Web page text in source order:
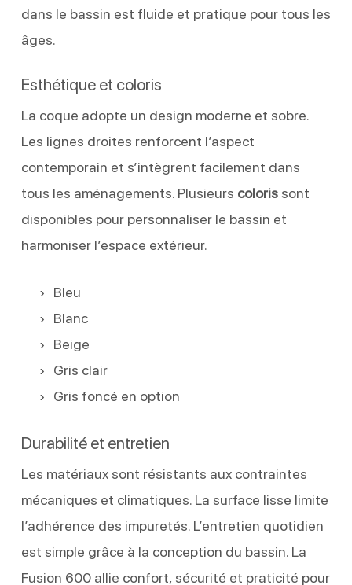
dans le bassin est fluide et pratique pour tous les
âges.
Esthétique et coloris
La coque adopte un design moderne et sobre.
Les lignes droites renforcent l’aspect
contemporain et s’intègrent facilement dans
tous les aménagements. Plusieurs colorissont
disponibles pour personnaliser le bassin et
harmoniser l’espace extérieur.
Bleu
Blanc
Beige
Gris clair
Gris foncé en option
Durabilité et entretien
Les matériaux sont résistants aux contraintes
mécaniques et climatiques. La surface lisse limite
l’adhérence des impuretés. L’entretien quotidien
est simple grâce à la conception du bassin. La
Fusion 600 allie confort, sécurité et praticité pour